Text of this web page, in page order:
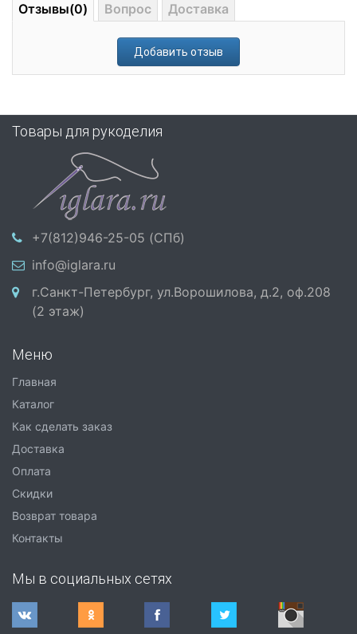
Отзывы(0) Вопрос Доставка
Добавить отзыв
Товары для рукоделия
+7(812)946-25-05 (СПб)
info@iglara.ru
г.Санкт-Петербург, ул.Ворошилова, д.2, оф.208
(2 этаж)
Меню
Главная
Каталог
Как сделать заказ
Доставка
Оплата
Скидки
Возврат товара
Контакты
Мы в социальных сетях